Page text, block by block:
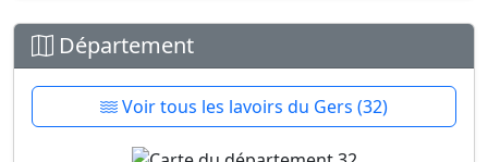
Département
Voir tous les lavoirs du Gers (32)